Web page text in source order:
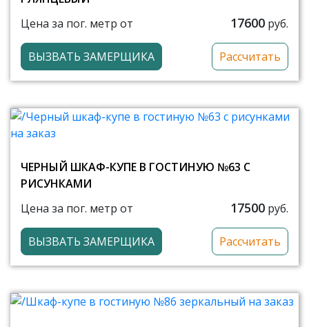
Цена за пог. метр от
17600 руб.
ВЫЗВАТЬ ЗАМЕРЩИКА Рассчитать
ЧЕРНЫЙ ШКАФ-КУПЕ В ГОСТИНУЮ №63 С
РИСУНКАМИ
Цена за пог. метр от
17500 руб.
ВЫЗВАТЬ ЗАМЕРЩИКА Рассчитать